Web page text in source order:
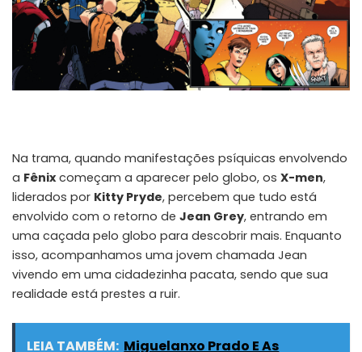
Na trama, quando manifestações psíquicas envolvendo
a Fênixcomeçam a aparecer pelo globo, os X-men,
liderados por Kitty Pryde, percebem que tudo está
envolvido com o retorno de Jean Grey, entrando em
uma caçada pelo globo para descobrir mais. Enquanto
isso, acompanhamos uma jovem chamada Jean
vivendo em uma cidadezinha pacata, sendo que sua
realidade está prestes a ruir.
LEIA TAMBÉM: Miguelanxo Prado E As